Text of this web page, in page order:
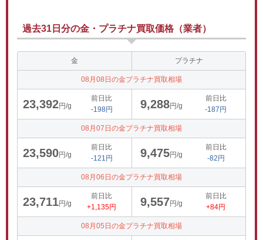
過去31日分の金・プラチナ買取価格（業者）
金 プラチナ
08月08日の金プラチナ買取相場
23,392円/g
前日比
-198円
9,288円/g
前日比
-187円
08月07日の金プラチナ買取相場
23,590円/g
前日比
-121円
9,475円/g
前日比
-82円
08月06日の金プラチナ買取相場
23,711円/g
前日比
+1,135円
9,557円/g
前日比
+84円
08月05日の金プラチナ買取相場